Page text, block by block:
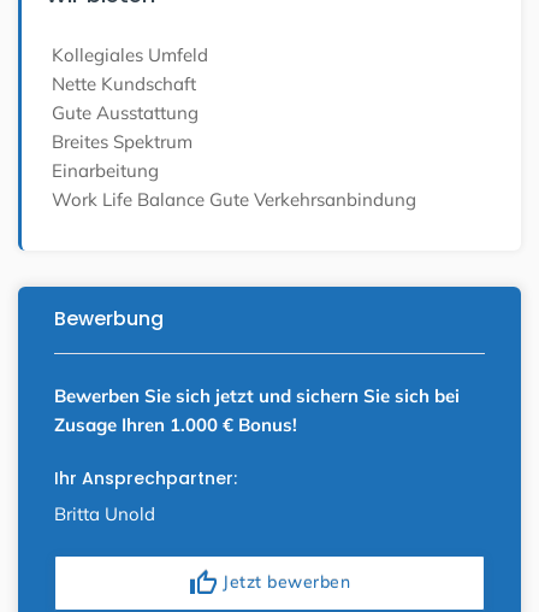
Kollegiales Umfeld
Nette Kundschaft
Gute Ausstattung
Breites Spektrum
Einarbeitung
Work Life Balance Gute Verkehrsanbindung
Bewerbung
Bewerben Sie sich jetzt und sichern Sie sich bei
Zusage Ihren 1.000 € Bonus!
Ihr Ansprechpartner:
Britta Unold
thumb_up Jetzt bewerben